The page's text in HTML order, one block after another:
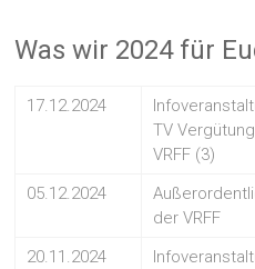
Was wir 2024 für
17.12.2024
TV
VRFF (3)
05.12.2024
der VRFF
20.11.2024